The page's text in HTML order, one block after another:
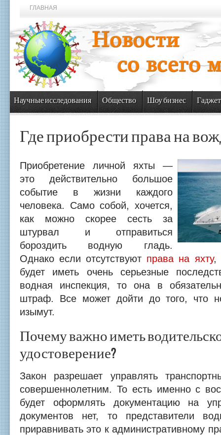
ГЛАВНАЯ
Научные исследования Общество Шоу бизнес
Где приобрести права на
Приобретение личной яхты —
это действительно большое
событие в жизни каждого
человека. Само собой, хочется,
как можно скорее сесть за
штурвал и отправиться
бороздить водную гладь.
Однако если отсутствуют права на яхту,
будет иметь очень серьезные
водная инспекция, то она в
штраф. Все может дойти до того, что
изымут.
Почему важно иметь
удостоверение?
Закон разрешает управлять
совершеннолетним. То есть именно с
будет оформлять документацию на
документов нет, то представители
приравнивать это к административному